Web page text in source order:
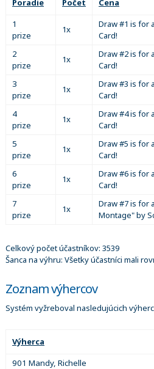
Poradie Počet
Cena
1
prize
1x
Draw #1 is for
Card!
2
prize
1x
Draw #2 is for
Card!
3
prize
1x
Draw #3 is for
Card!
4
prize
1x
Draw #4 is for
Card!
5
prize
1x
Draw #5 is for
Card!
6
prize
1x
Draw #6 is for
Card!
7
prize
1x
Draw #7 is for
Montage" by
Celkový počet účastníkov: 3539
Šanca na výhru: Všetky účastníci mali
Zoznam výhercov
Systém vyžreboval nasledujúcich
Výherca
901 Mandy, Richelle